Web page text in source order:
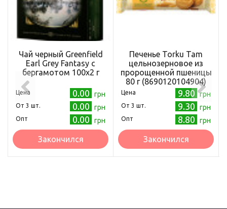
Чай черный Greenfield
Earl Grey Fantasy с
бергамотом 100х2 г
Цена 0.00 грн
Oт 3 шт. 0.00 грн
Опт 0.00 грн
Закончился
Печенье Torku Tam
цельнозерновое из
пророщенной пшеницы
80 г (8690120104904)
Цена 9.80 грн
Oт 3 шт. 9.30 грн
Опт 8.80 грн
Закончился